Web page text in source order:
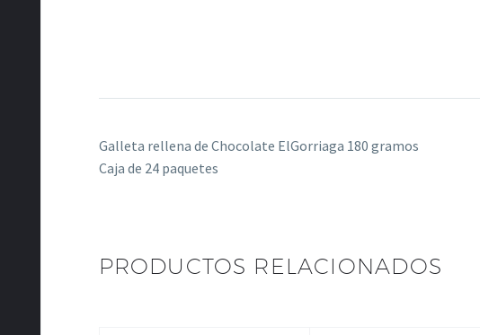
24
cantidad
Galleta rellena de Chocolate ElGorriaga 180 gramos
Caja de 24 paquetes
PRODUCTOS RELACIONADOS